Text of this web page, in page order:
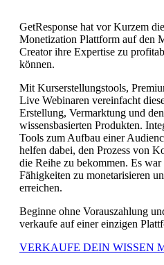
GetResponse hat vor Kurzem
Monetization Plattform auf den
Creator ihre Expertise zu
können.
Mit Kurserstellungstools,
Live Webinaren vereinfacht
Erstellung, Vermarktung und
wissensbasierten Produkten.
Tools zum Aufbau einer
helfen dabei, den Prozess von
die Reihe zu bekommen. Es
Fähigkeiten zu monetarisieren
erreichen.
Beginne ohne Vorauszahlung
verkaufe auf einer einzigen
VERKAUFE DEIN WISSEN